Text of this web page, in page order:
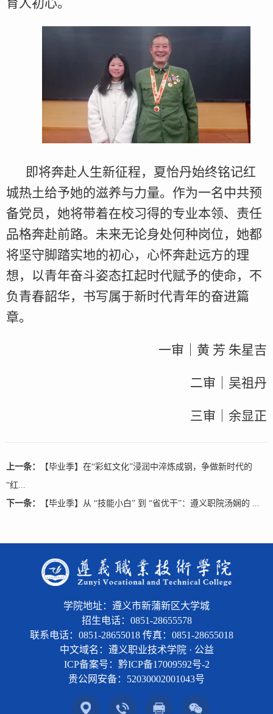
即将奔赴人生新征程，夏怡丹始终铭记红
城热土给予她的滋养与力量。作为一名中共预
备党员，她将带着在校习得的专业本领、责任
品格奔赴前路。未来无论身处何种岗位，她都
将坚守脚踏实地的初心，心怀奔赴远方的理
想，以青年奋斗姿态扛起时代赋予的使命，不
负青春韶华，书写属于新时代青年的奋进篇
章。
一审｜黄 芳 朱星吉
二审｜吴祖丹
三审｜余显正
上一条：
【毕业季】在“彩虹文化”浸润中淬炼成钢，争做新时代的
“红...
下一条：
【毕业季】从 “技能小白” 到 “省优干”：遵义职院汤娴的 ...
学院地址：遵义市新蒲新区大学城
招生电话：0851-28655578
联系电话：0851-28655018 传真：0851-28655018
中文域名：遵义职业技术学院 · 公益
ICP备案号：黔ICP备17009592号-2
贵公网安备： 52030002001043号